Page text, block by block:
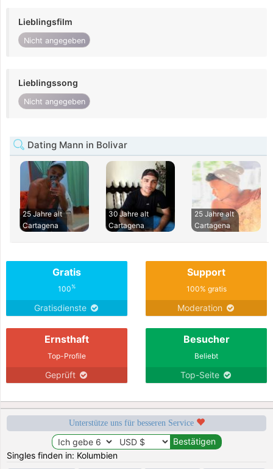
Lieblingsfilm
Nicht angegeben
Lieblingssong
Nicht angegeben
Dating Mann in Bolivar
25 Jahre alt
Cartagena
30 Jahre alt
Cartagena
25 Jahre alt
Cartagena
Gratis
100%
Gratisdienste
Support
100% gratis
Moderation
Ernsthaft
Top-Profile
Geprüft
Besucher
Beliebt
Top-Seite
Unterstütze uns für besseren Service
Singles finden in: Kolumbien